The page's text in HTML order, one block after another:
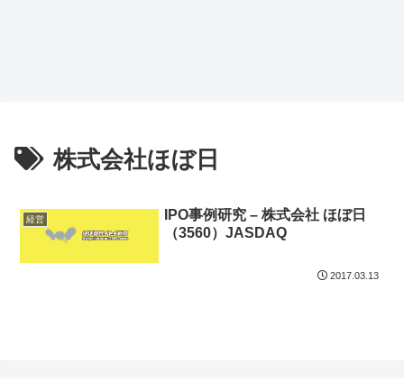
株式会社ほぼ日
経営
IPO事例研究 – 株式会社 ほぼ日
（3560）JASDAQ
2017.03.13